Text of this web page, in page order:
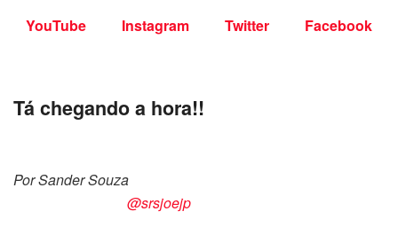
YouTube
Instagram Twitter Facebook
Tá chegando a hora!!
Por Sander Souza
@srsjoejp